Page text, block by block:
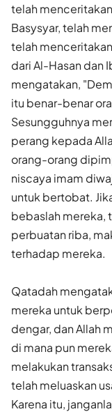
telah
Basysyar, telah
telah
dari Al-Hasan dan
mengatakan,
itu benar-benar
Sesungguhnya
perang kepada
orang-orang
niscaya imam
untuk bertobat.
bebaslah mereka,
perbuatan riba,
terhadap mereka.
Qatadah
mereka untuk
dengar, dan Allah
di mana pun
melakukan
telah meluaskan
Karena itu,